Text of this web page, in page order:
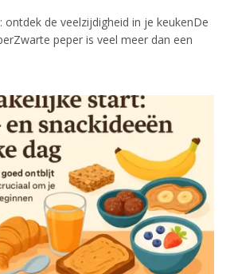
ontdek de veelzijdigheid in je keukenDe
peper is veel meer dan een